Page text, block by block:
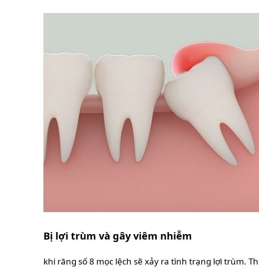
Bị lợi trùm và gây viêm nhiễm
khi răng số 8 mọc lệch sẽ xảy ra tình trạng lợi trùm.